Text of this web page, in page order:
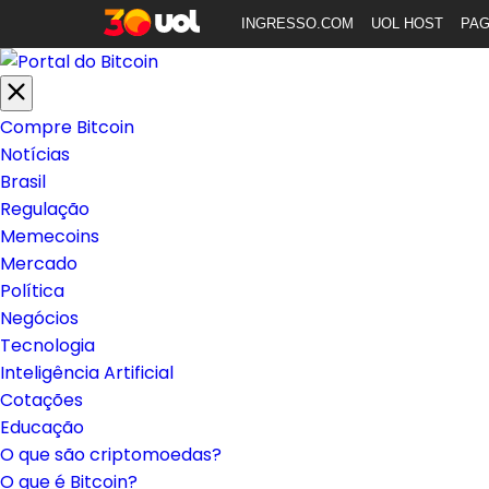
INGRESSO.COM UOL HOST
Compre Bitcoin
Notícias
Brasil
Regulação
Memecoins
Mercado
Política
Negócios
Tecnologia
Inteligência Artificial
Cotações
Educação
O que são criptomoedas?
O que é Bitcoin?